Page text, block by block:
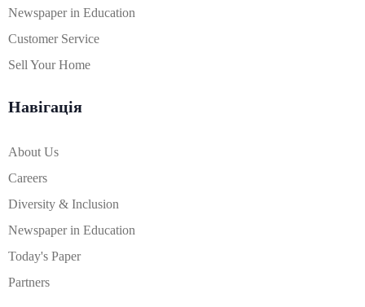
Newspaper in Education
Customer Service
Sell Your Home
Навігація
About Us
Careers
Diversity & Inclusion
Newspaper in Education
Today's Paper
Partners